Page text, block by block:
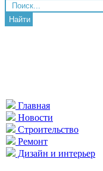
Найти
Главная
Новости
Строительство
Ремонт
Дизайн и интерьер